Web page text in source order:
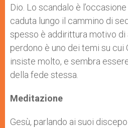
Dio. Lo scandalo è
caduta lungo il cammino di
spesso è addirittura motivo di
perdono è uno dei temi su cui
insiste molto, e sembra
della fede stessa.
Meditazione
Gesù, parlando ai suoi